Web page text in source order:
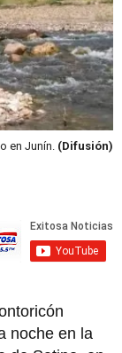
en Junín. (Difusión)
noche en la